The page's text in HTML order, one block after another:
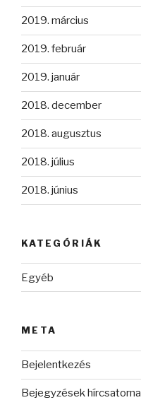
2019. március
2019. február
2019. január
2018. december
2018. augusztus
2018. július
2018. június
KATEGÓRIÁK
Egyéb
META
Bejelentkezés
Bejegyzések hírcsatorna